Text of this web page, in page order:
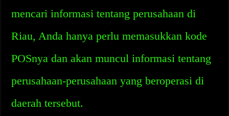
mencari informasi tentang perusahaan di
Riau, Anda hanya perlu memasukkan kode
POSnya dan akan muncul informasi tentang
perusahaan-perusahaan yang beroperasi di
daerah tersebut.